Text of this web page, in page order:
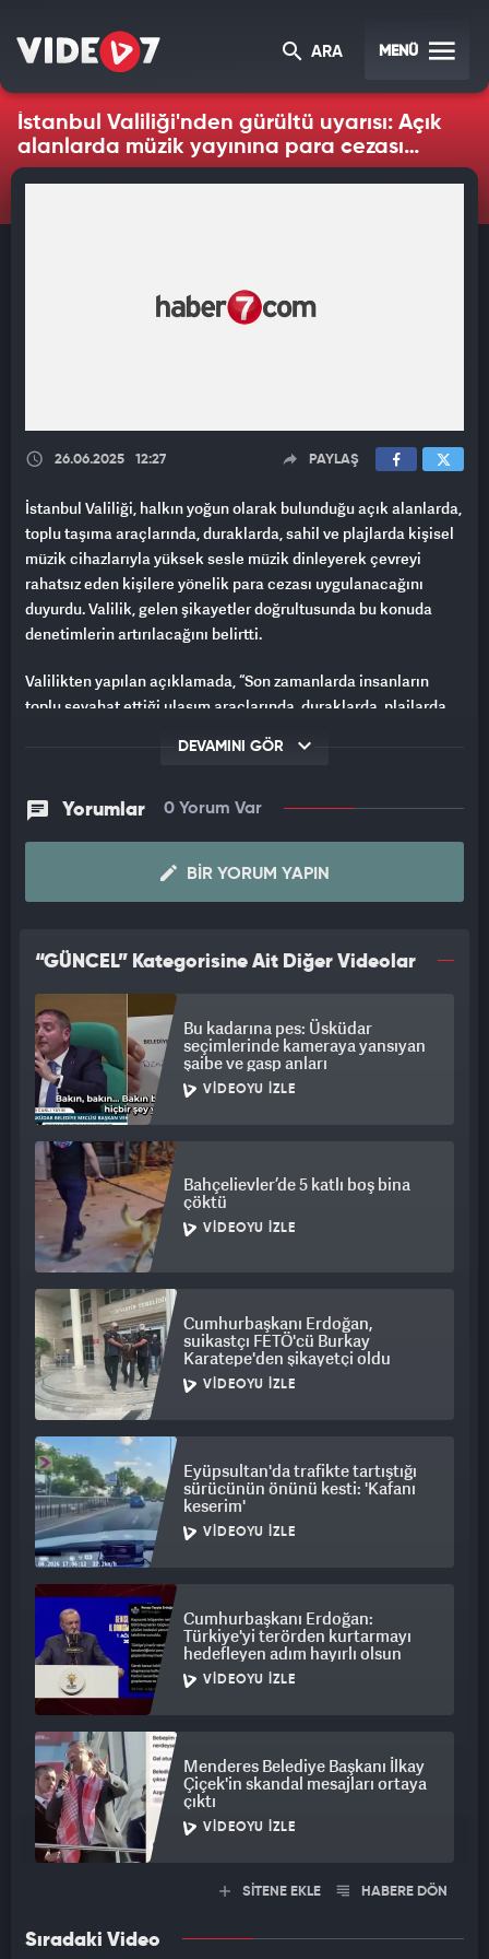
ARA MENÜ
İstanbul Valiliği'nden gürültü uyarısı: Açık
alanlarda müzik yayınına para cezası
geliyor
26.06.2025 12:27 PAYLAŞ
İstanbul Valiliği, halkın yoğun olarak bulunduğu açık alanlarda,
toplu taşıma araçlarında, duraklarda, sahil ve plajlarda kişisel
müzik cihazlarıyla yüksek sesle müzik dinleyerek çevreyi
rahatsız eden kişilere yönelik para cezası uygulanacağını
duyurdu. Valilik, gelen şikayetler doğrultusunda bu konuda
denetimlerin artırılacağını belirtti.
Valilikten yapılan açıklamada, “Son zamanlarda insanların
toplu seyahat ettiği ulaşım araçlarında, duraklarda, plajlarda,
müzik yayın cihazlarıyla rahatsız edici şekilde gürültü yapıldığı
doğrultusunda İstanbul genelinde sıkı denetimler
Açıklamada, bu tür davranışlarda bulunan kişilere 5326 sayılı
Kabahatler Kanunu’nun 36. maddesi kapsamında bireylere
cezası uygulanacağı belirtildi.
Denetimlerin, kaymakamlıkların koordinasyonunda, yerel
yönetimler, genel kolluk kuvvetleri ve zabıta ekipleri tarafından
sürdürüleceği vurgulandı. İstanbul Valiliği, halkın huzurunu ve
kamu düzenini korumak adına herkesin daha dikkatli ve
duyarlı olması gerektiğini ifade etti.
DEVAMINI GÖR
Yorumlar 0 Yorum Var
BIR YORUM YAPIN
“GÜNCEL” Kategorisine Ait Diğer Videolar
Bu kadarına pes: Üsküdar
seçimlerinde kameraya yansıyan
şaibe ve gasp anları
VIDEOYU İZLE
Bahçelievler’de 5 katlı boş bina
çöktü
VIDEOYU İZLE
Cumhurbaşkanı Erdoğan,
suikastçı FETÖ'cü Burkay
Karatepe'den şikayetçi oldu
VIDEOYU İZLE
Eyüpsultan'da trafikte tartıştığı
sürücünün önünü kesti: 'Kafanı
keserim'
VIDEOYU İZLE
Cumhurbaşkanı Erdoğan:
Türkiye'yi terörden kurtarmayı
hedefleyen adım hayırlı olsun
VIDEOYU İZLE
Menderes Belediye Başkanı İlkay
Çiçek'in skandal mesajları ortaya
çıktı
VIDEOYU İZLE
SİTENE EKLE HABERE DÖN
Sıradaki Video